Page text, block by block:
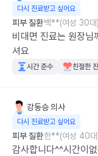
다시 진료받고 싶어요
피부 질환백**(여성 30대)
비대면 진료는 원장님
셔요
시간 준수 친절한
강동승의사
다시 진료받고 싶어요
피부 질환한**(여성 40대
감사합니다^^시간이